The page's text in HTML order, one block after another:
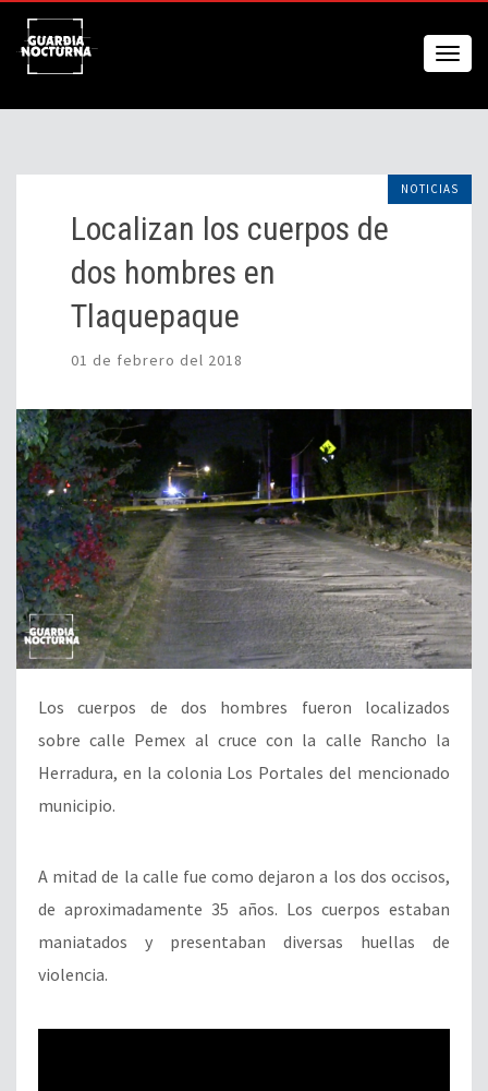
NOTICIAS
Localizan los cuerpos de
dos hombres en
Tlaquepaque
01 de febrero del 2018
Los cuerpos de dos hombres fueron localizados
sobre calle Pemex al cruce con la calle Rancho la
Herradura, en la colonia Los Portales del mencionado
municipio.
A mitad de la calle fue como dejaron a los dos occisos,
de aproximadamente 35 años. Los cuerpos estaban
maniatados y presentaban diversas huellas de
violencia.